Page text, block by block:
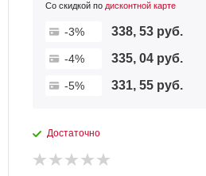
Со скидкой по дисконтной карте
-3% 338, 53 руб.
-4% 335, 04 руб.
-5% 331, 55 руб.
Достаточно